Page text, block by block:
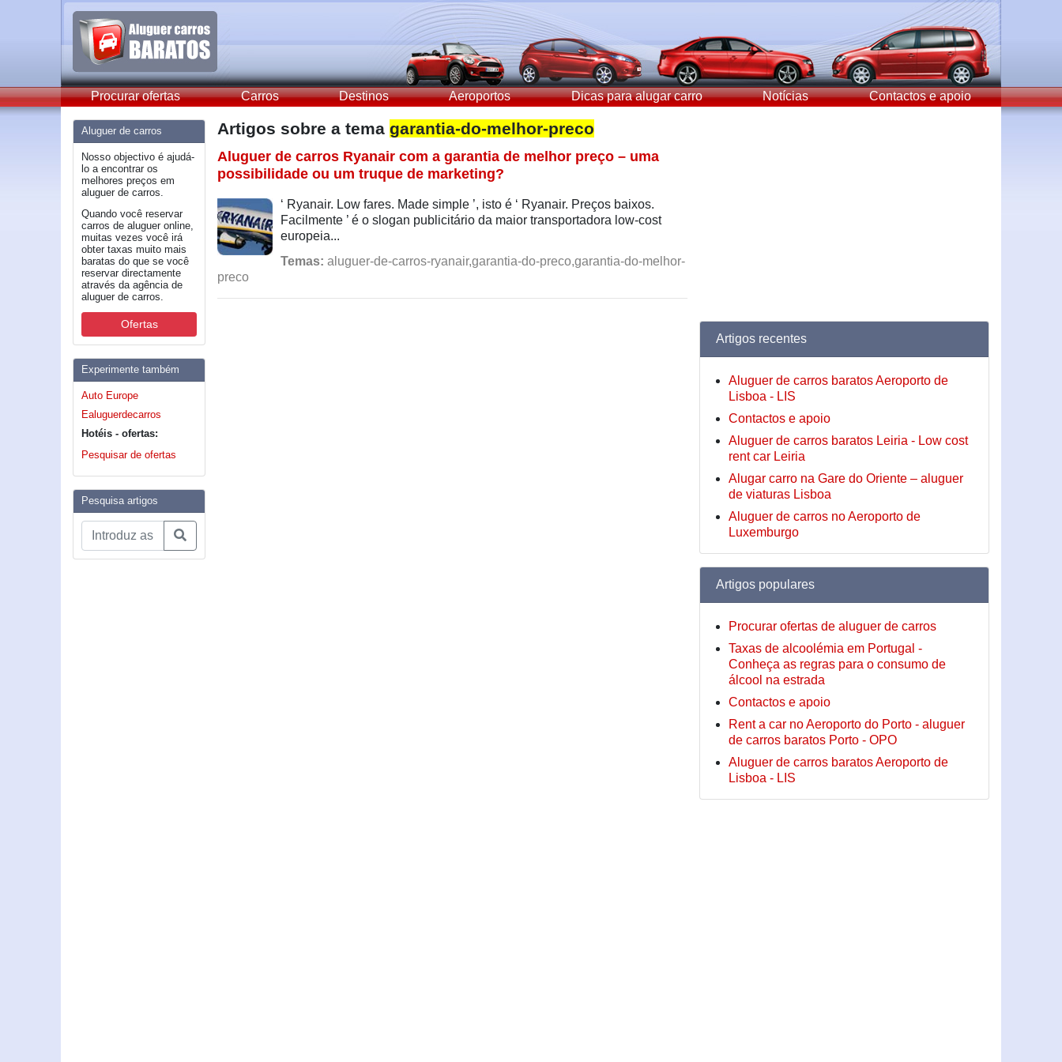
Procurar ofertas Carros Destinos Aeroportos Dicas para alugar carro Notícias Contactos e apoio
Aluguer de carros
Nosso objectivo é ajudá-
lo a encontrar os
melhores preços em
aluguer de carros.
Quando você reservar
carros de aluguer online,
muitas vezes você irá
obter taxas muito mais
baratas do que se você
reservar directamente
através da agência de
aluguer de carros.
Ofertas
Experimente também
Auto Europe
Ealuguerdecarros
Hotéis - ofertas:
Pesquisar de ofertas
Pesquisa artigos
Artigos sobre a temagarantia-do-melhor-preco
Aluguer de carros Ryanair com a garantia de melhor preço – uma
possibilidade ou um truque de marketing?
‘ Ryanair. Low fares. Made simple ’, isto é ‘ Ryanair. Preços baixos.
Facilmente ’ é o slogan publicitário da maior transportadora low-cost
europeia...
Temas: aluguer-de-carros-ryanair,garantia-do-preco,garantia-do-melhor-
preco
Artigos recentes
Aluguer de carros baratos Aeroporto de
Lisboa - LIS
Contactos e apoio
Aluguer de carros baratos Leiria - Low cost
rent car Leiria
Alugar carro na Gare do Oriente – aluguer
de viaturas Lisboa
Aluguer de carros no Aeroporto de
Luxemburgo
Artigos populares
Procurar ofertas de aluguer de carros
Taxas de alcoolémia em Portugal -
Conheça as regras para o consumo de
álcool na estrada
Contactos e apoio
Rent a car no Aeroporto do Porto - aluguer
de carros baratos Porto - OPO
Aluguer de carros baratos Aeroporto de
Lisboa - LIS